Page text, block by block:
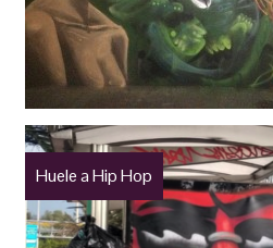
Huele a Hip Hop